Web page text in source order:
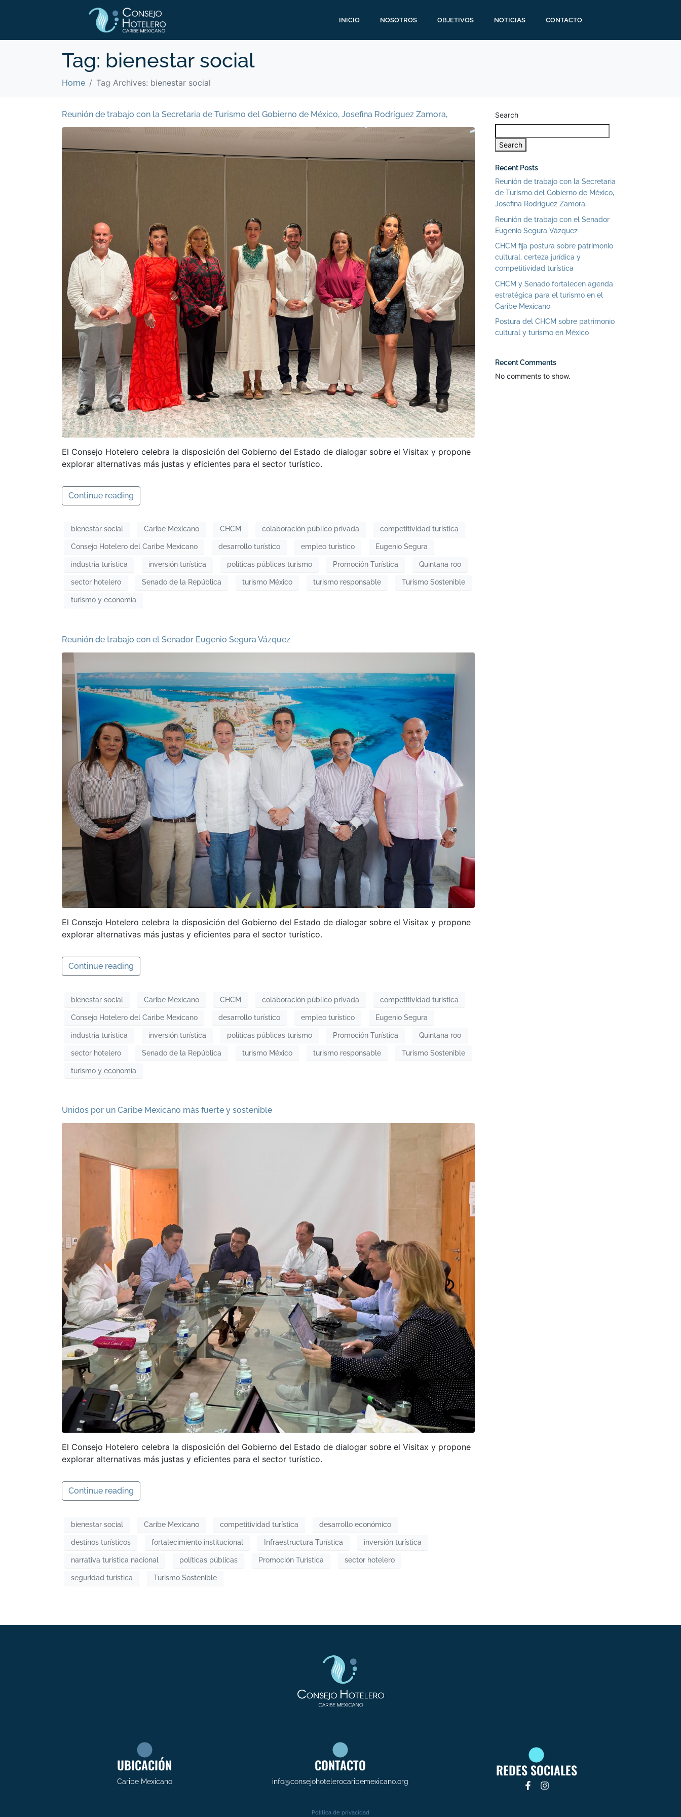
INICIO NOSOTROS OBJETIVOS NOTICIAS CONTACTO
Tag: bienestar social
Home Tag Archives: bienestar social
Reunión de trabajo con la Secretaria de Turismo del Gobierno de México, Josefina Rodríguez Zamora,
El Consejo Hotelero celebra la disposición del Gobierno del Estado de dialogar sobre el Visitax y propone
explorar alternativas más justas y eficientes para el sector turístico.
Continue reading
bienestar social Caribe Mexicano CHCM colaboración público privada competitividad turística
Consejo Hotelero del Caribe Mexicano desarrollo turístico empleo turístico Eugenio Segura
industria turística inversión turística políticas públicas turismo Promoción Turística Quintana roo
sector hotelero Senado de la República turismo México turismo responsable Turismo Sostenible
turismo y economía
Reunión de trabajo con el Senador Eugenio Segura Vázquez
El Consejo Hotelero celebra la disposición del Gobierno del Estado de dialogar sobre el Visitax y propone
explorar alternativas más justas y eficientes para el sector turístico.
Continue reading
bienestar social Caribe Mexicano CHCM colaboración público privada competitividad turística
Consejo Hotelero del Caribe Mexicano desarrollo turístico empleo turístico Eugenio Segura
industria turística inversión turística políticas públicas turismo Promoción Turística Quintana roo
sector hotelero Senado de la República turismo México turismo responsable Turismo Sostenible
turismo y economía
Unidos por un Caribe Mexicano más fuerte y sostenible
El Consejo Hotelero celebra la disposición del Gobierno del Estado de dialogar sobre el Visitax y propone
explorar alternativas más justas y eficientes para el sector turístico.
Continue reading
bienestar social Caribe Mexicano competitividad turística desarrollo económico
destinos turísticos fortalecimiento institucional Infraestructura Turística inversión turística
narrativa turística nacional políticas públicas Promoción Turística sector hotelero
seguridad turística Turismo Sostenible
Search
Search
Recent Posts
Reunión de trabajo con la Secretaria
de Turismo del Gobierno de México,
Josefina Rodríguez Zamora,
Reunión de trabajo con el Senador
Eugenio Segura Vázquez
CHCM fija postura sobre patrimonio
cultural, certeza jurídica y
competitividad turística
CHCM y Senado fortalecen agenda
estratégica para el turismo en el
Caribe Mexicano
Postura del CHCM sobre patrimonio
cultural y turismo en México
Recent Comments
No comments to show.
UBICACIÓN
Caribe Mexicano
CONTACTO
info@consejohotelerocaribemexicano.org
REDES SOCIALES
Política de privacidad